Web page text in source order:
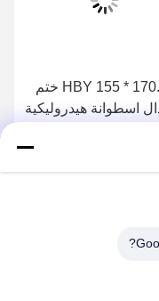
HBY 155 * 170.5 * 6 ختم
اسطوانة هيدروليكية